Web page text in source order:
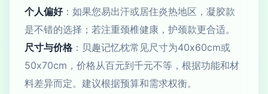
个人偏好：如果您易出汗或居住炎热地区，凝胶款
是不错的选择；若注重颈椎健康，护颈款更合适。
尺寸与价格 ：贝趣记忆枕常见尺寸为40x60cm或
50x70cm，价格从百元到千元不等，根据功能和材
料差异而定。建议根据预算和需求权衡。